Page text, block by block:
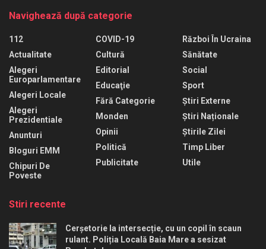
Navighează după categorie
112
Actualitate
Alegeri
Europarlamentare
Alegeri Locale
Alegeri
Prezidentiale
Anunturi
Bloguri EMM
Chipuri De
Poveste
COVID-19
Cultură
Editorial
Educaţie
Fără Categorie
Monden
Opinii
Politică
Publicitate
Război În Ucraina
Sănătate
Social
Sport
Știri Externe
Știri Naționale
Știrile Zilei
Timp Liber
Utile
Stiri recente
Cerșetorie la intersecție, cu un copil în scaun
rulant. Poliția Locală Baia Mare a sesizat